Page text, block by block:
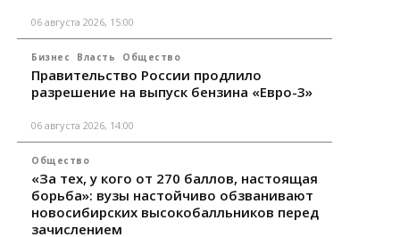
06 августа 2026, 15:00
Бизнес Власть Общество
Правительство России продлило
разрешение на выпуск бензина «Евро-3»
06 августа 2026, 14:00
Общество
«За тех, у кого от 270 баллов, настоящая
борьба»: вузы настойчиво обзванивают
новосибирских высокобалльников перед
зачислением